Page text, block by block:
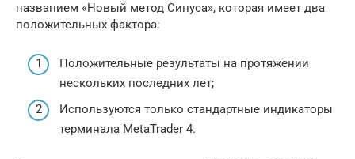
названием «Новый метод Синуса», которая имеет два
положительных фактора:
Положительные результаты на протяжении
нескольких последних лет;
Используются только стандартные индикаторы
терминала MetaTrader 4.